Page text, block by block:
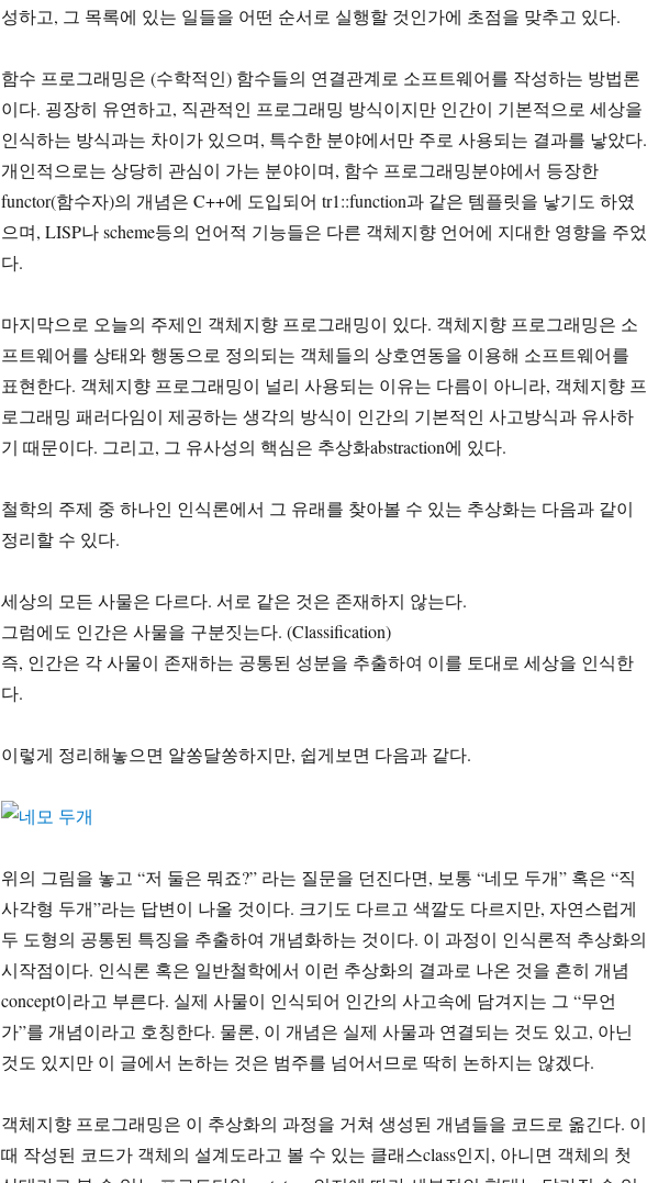
성하고, 그 목록에 있는 일들을 어떤 순서로 실행할 것인가에 초점을 맞추고 있다.
함수 프로그래밍은 (수학적인) 함수들의 연결관계로 소프트웨어를 작성하는 방법론
이다. 굉장히 유연하고, 직관적인 프로그래밍 방식이지만 인간이 기본적으로 세상을
인식하는 방식과는 차이가 있으며, 특수한 분야에서만 주로 사용되는 결과를 낳았다.
개인적으로는 상당히 관심이 가는 분야이며, 함수 프로그래밍분야에서 등장한
functor(함수자)의 개념은 C++에 도입되어 tr1::function과 같은 템플릿을 낳기도 하였
으며, LISP나 scheme등의 언어적 기능들은 다른 객체지향 언어에 지대한 영향을 주었
다.
마지막으로 오늘의 주제인 객체지향 프로그래밍이 있다. 객체지향 프로그래밍은 소
프트웨어를 상태와 행동으로 정의되는 객체들의 상호연동을 이용해 소프트웨어를
표현한다. 객체지향 프로그래밍이 널리 사용되는 이유는 다름이 아니라, 객체지향 프
로그래밍 패러다임이 제공하는 생각의 방식이 인간의 기본적인 사고방식과 유사하
기 때문이다. 그리고, 그 유사성의 핵심은 추상화abstraction에 있다.
철학의 주제 중 하나인 인식론에서 그 유래를 찾아볼 수 있는 추상화는 다음과 같이
정리할 수 있다.
세상의 모든 사물은 다르다. 서로 같은 것은 존재하지 않는다.
그럼에도 인간은 사물을 구분짓는다. (Classification)
즉, 인간은 각 사물이 존재하는 공통된 성분을 추출하여 이를 토대로 세상을 인식한
다.
이렇게 정리해놓으면 알쏭달쏭하지만, 쉽게보면 다음과 같다.
위의 그림을 놓고 “저 둘은 뭐죠?” 라는 질문을 던진다면, 보통 “네모 두개” 혹은 “직
사각형 두개”라는 답변이 나올 것이다. 크기도 다르고 색깔도 다르지만, 자연스럽게
두 도형의 공통된 특징을 추출하여 개념화하는 것이다. 이 과정이 인식론적 추상화의
시작점이다. 인식론 혹은 일반철학에서 이런 추상화의 결과로 나온 것을 흔히 개념
concept이라고 부른다. 실제 사물이 인식되어 인간의 사고속에 담겨지는 그 “무언
가”를 개념이라고 호칭한다. 물론, 이 개념은 실제 사물과 연결되는 것도 있고, 아닌
것도 있지만 이 글에서 논하는 것은 범주를 넘어서므로 딱히 논하지는 않겠다.
객체지향 프로그래밍은 이 추상화의 과정을 거쳐 생성된 개념들을 코드로 옮긴다. 이
때 작성된 코드가 객체의 설계도라고 볼 수 있는 클래스class인지, 아니면 객체의 첫